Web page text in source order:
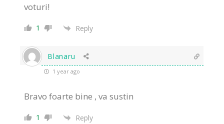
voturi!
1 Reply
Blanaru
1 year ago
Bravo foarte bine , va sustin
1 Reply